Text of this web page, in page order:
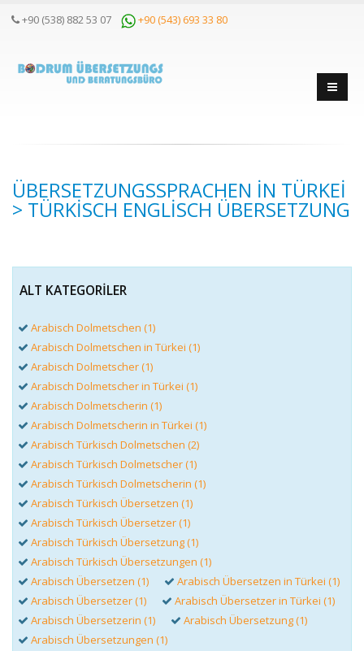
+90 (538) 882 53 07 +90 (543) 693 33 80
ÜBERSETZUNGSSPRACHEN IN TÜRKEI
> TÜRKISCH ENGLISCH ÜBERSETZUNG
ALT KATEGORILER
Arabisch Dolmetschen (1)
Arabisch Dolmetschen in Türkei (1)
Arabisch Dolmetscher (1)
Arabisch Dolmetscher in Türkei (1)
Arabisch Dolmetscherin (1)
Arabisch Dolmetscherin in Türkei (1)
Arabisch Türkisch Dolmetschen (2)
Arabisch Türkisch Dolmetscher (1)
Arabisch Türkisch Dolmetscherin (1)
Arabisch Türkisch Übersetzen (1)
Arabisch Türkisch Übersetzer (1)
Arabisch Türkisch Übersetzung (1)
Arabisch Türkisch Übersetzungen (1)
Arabisch Übersetzen (1)
Arabisch Übersetzen in Türkei (1)
Arabisch Übersetzer (1)
Arabisch Übersetzer in Türkei (1)
Arabisch Übersetzerin (1)
Arabisch Übersetzung (1)
Arabisch Übersetzungen (1)